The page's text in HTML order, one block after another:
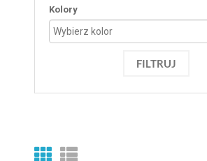
Kolory
FILTRUJ